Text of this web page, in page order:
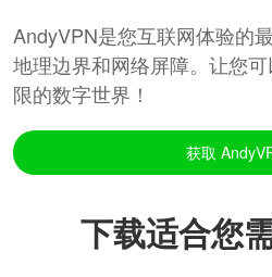
AndyVPN是您互联网体验的
地理边界和网络屏障。让您
限的数字世界！
获取
下载适合您